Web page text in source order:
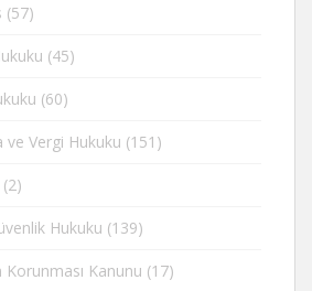
(57)
(45)
(60)
ve Vergi Hukuku (151)
(2)
Hukuku (139)
Korunması Kanunu (17)